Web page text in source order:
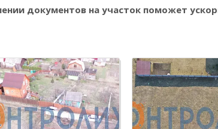
документов на участок поможет